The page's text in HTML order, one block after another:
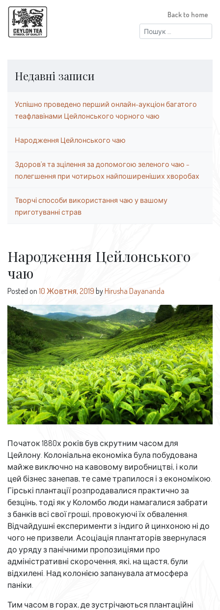
Пошук:
Back to home
Недавні записи
Успішно проведено перший онлайн-аукціон багатого
теафлавінами Цейлонського чорного чаю
Народження Цейлонського чаю
Здоров’я та зцілення за допомогою зеленого чаю –
полегшення при чотирьох найпоширеніших хворобах
Творчі способи використання чаю у вашому
приготуванні страв
Народження Цейлонського
чаю
Posted on 10 Жовтня, 2019 byHirusha Dayananda
Початок 1880х років був скрутним часом для
Цейлону. Колоніальна економіка була побудована
майже виключно на кавовому виробництві, і коли
цей бізнес занепав, те саме трапилося і з економікою.
Гірські плантації розпродавалися практично за
безцінь, тоді як у Коломбо люди намагалися забрати
з банків всі свої гроші, провокуючі їх обвалення.
Відчайдушні експерименти з індиго й цинхоною ні до
чого не призвели. Асоціація плантаторів звернулася
до уряду з панічними пропозиціями про
адміністративні скорочення, які, на щастя, були
відхилені. Над колонією запанувала атмосфера
паніки.
Тим часом в горах, де зустрічаються плантаційні